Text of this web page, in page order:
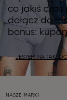
co jakiś
dołącz do
bonus:
JESTEM NA TAK,
NASZE MARKI